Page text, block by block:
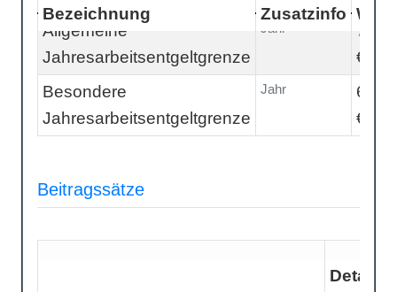
Bezeichnung
Zusatzinfo Wert
Allgemeine
Jahresarbeitsentgeltgrenze
Jahr
€
Besondere
Jahresarbeitsentgeltgrenze
Jahr
€
Beitragssätze
Detail /